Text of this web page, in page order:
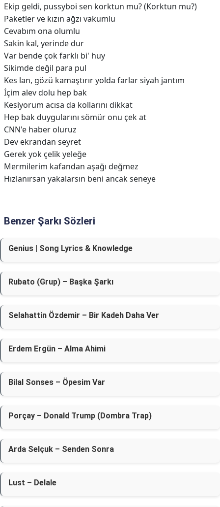
Ekip geldi, pussyboi sen korktun mu? (Korktun mu?)
Paketler ve kızın ağzı vakumlu
Cevabım ona olumlu
Sakin kal, yerinde dur
Var bende çok farklı bi' huy
Sikimde değil para pul
Kes lan, gözü kamaştırır yolda farlar siyah jantım
İçim alev dolu hep bak
Kesiyorum acısa da kollarını dikkat
Hep bak duygularını sömür onu çek at
CNN'e haber oluruz
Dev ekrandan seyret
Gerek yok çelik yeleğe
Mеrmilerim kafandan aşağı değmez
Hızlanırsan yakalarsın bеni ancak seneye
Benzer Şarkı Sözleri
Genius | Song Lyrics & Knowledge
Rubato (Grup) – Başka Şarkı
Selahattin Özdemir – Bir Kadeh Daha Ver
Erdem Ergün – Alma Ahimi
Bilal Sonses – Öpesim Var
Porçay – Donald Trump (Dombra Trap)
Arda Selçuk – Senden Sonra
Lust – Delale